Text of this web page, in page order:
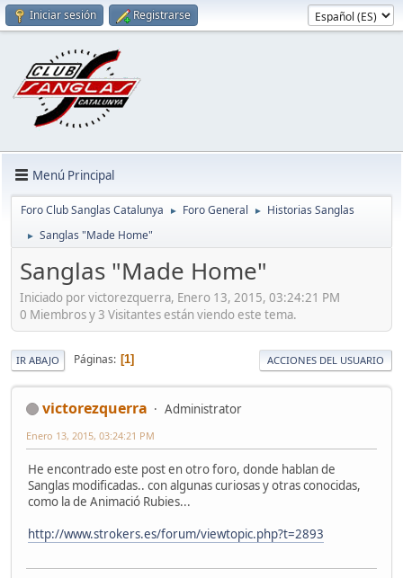
Iniciar sesión Registrarse
Menú Principal
Foro Club Sanglas Catalunya ► Foro General ► Historias Sanglas
► Sanglas "Made Home"
Sanglas "Made Home"
Iniciado por victorezquerra, Enero 13, 2015, 03:24:21 PM
0 Miembros y 3 Visitantes están viendo este tema.
IR ABAJO Páginas 1 ACCIONES DEL USUARIO
victorezquerra Administrator
Enero 13, 2015, 03:24:21 PM
He encontrado este post en otro foro, donde hablan de
Sanglas modificadas.. con algunas curiosas y otras conocidas,
como la de Animació Rubies...
http://www.strokers.es/forum/viewtopic.php?t=2893